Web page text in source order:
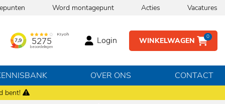
bent!
Word montagepunt Acties Vacatures
WINKELWAGEN 0
Login
OVER ONS CONTACT